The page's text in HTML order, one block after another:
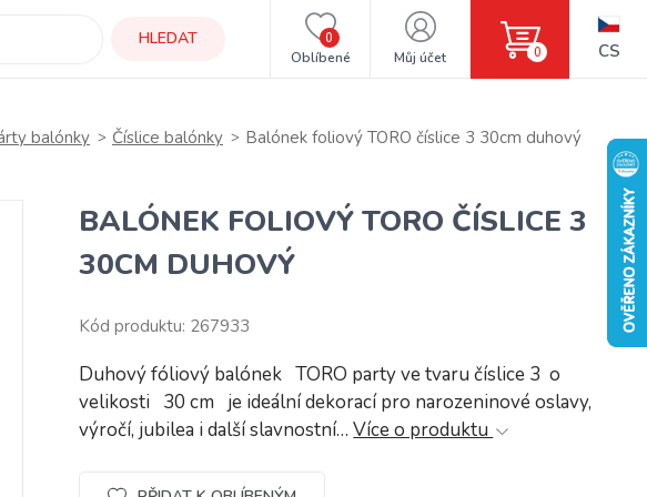
HLEDAT
Oblíbené
0
Můj účet 0 CS
balónky Číslice balónky Balónek foliový TORO číslice 3 30cm duhový
BALÓNEK FOLIOVÝ TORO ČÍSLICE 3
30CM DUHOVÝ
Kód produktu: 267933
Duhový fóliový balónek TORO party ve tvaru číslice 3 o
velikosti 30 cm je ideální dekorací pro narozeninové oslavy,
výročí, jubilea i další slavnostní…Více o produktu